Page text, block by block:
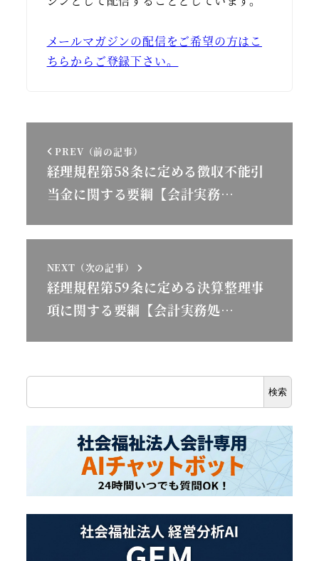
メールマガジンの配信をご希望の方はこ
ちらからご登録下さい。
PREV（前の記事）
経理規程第58条に定める徴収不能引
当金に関する要綱【会計実務…
NEXT（次の記事）
経理規程第59条に定める決算整理事
項に関する要綱【会計実務処…
検
検索